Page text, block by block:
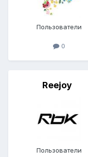
Пользователи
0
Reejoy
Пользователи